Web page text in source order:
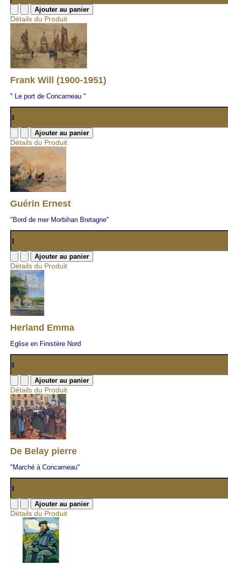
Détails du Produit
Frank Will (1900-1951)
" Le port de Concarneau "
Détails du Produit
Guérin Ernest
"Bord de mer Morbihan Bretagne"
Détails du Produit
Herland Emma
Eglise en Finistère Nord
Détails du Produit
De Belay pierre
"Marché à Concarneau"
Détails du Produit